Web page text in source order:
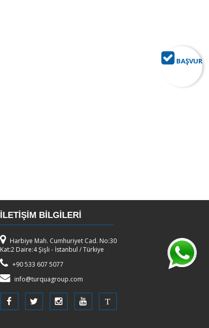
İLETİŞİM BİLGİLERİ
Harbiye Mah. Cumhuriyet Cad. No:30
Kat:2 Daire:4 Şişli - İstanbul / Türkiye
+90 533 607 5077
info@turquagroup.com
T
BAŞVUR